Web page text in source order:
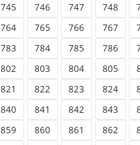
745 746 747 748
764 765 766 767
783 784 785 786
802 803 804 805
821 822 823 824
840 841 842 843
859 860 861 862